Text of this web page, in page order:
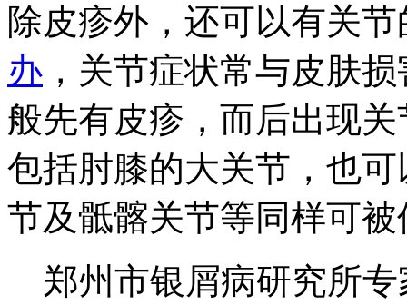
除皮疹外，还可以有关
办 ，关节症状常与皮肤
般先有皮疹，而后出现
包括肘膝的大关节，也
节及骶髂关节等同样可被
郑州市银屑病研究所专